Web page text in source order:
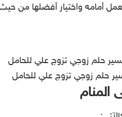
أمامه واختيار أفضلها من حيث
حلم زوجي تزوج علي للحامل
المنام